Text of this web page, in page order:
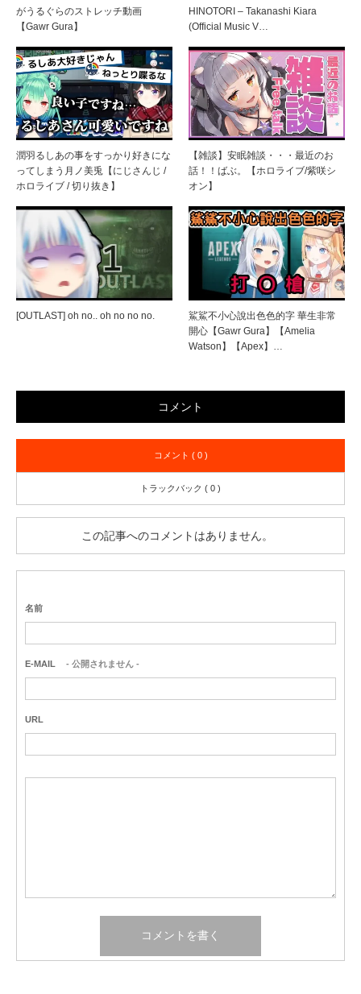
がうるぐらのストレッチ動画
【Gawr Gura】
HINOTORI – Takanashi Kiara
(Official Music V…
潤羽るしあの事をすっかり好きにな
ってしまう月ノ美兎【にじさんじ /
ホロライブ / 切り抜き】
【雑談】安眠雑談・・・最近のお
話！！ばぶ。【ホロライブ/紫咲シ
オン】
[OUTLAST] oh no.. oh no no no.
鯊鯊不小心說出色色的字 華生非常
開心【Gawr Gura】【Amelia
Watson】【Apex】…
コメント
コメント ( 0 )
トラックバック ( 0 )
この記事へのコメントはありません。
名前
E-MAIL - 公開されません -
URL